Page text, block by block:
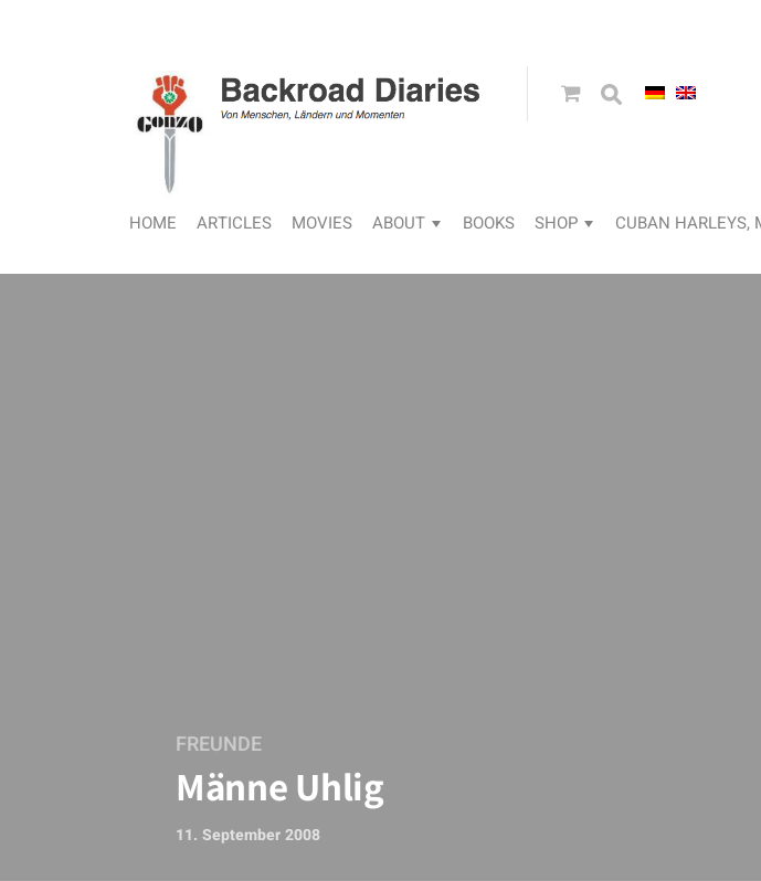
HOME ARTICLES MOVIES ABOUT BOOKS SHOP CUBAN HARLEYS,
FREUNDE
Männe Uhlig
11. September 2008